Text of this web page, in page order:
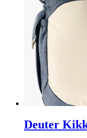
Deuter